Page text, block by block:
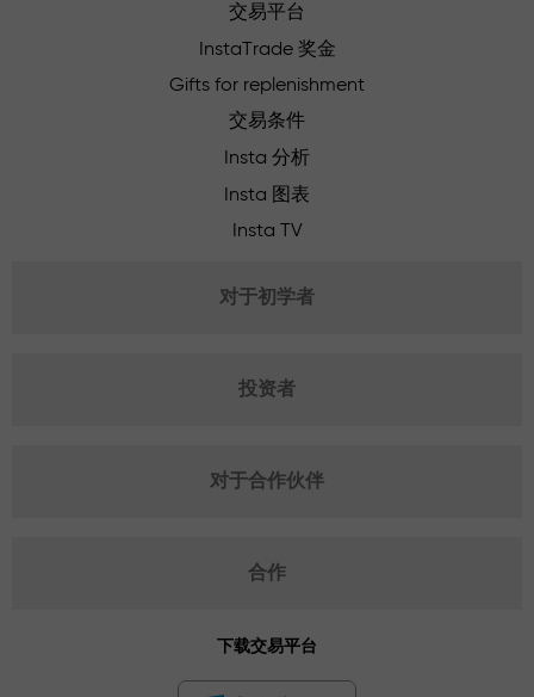
交易平台
InstaTrade 奖金
Gifts for replenishment
交易条件
Insta 分析
Insta 图表
Insta TV
对于初学者
投资者
对于合作伙伴
合作
下载交易平台